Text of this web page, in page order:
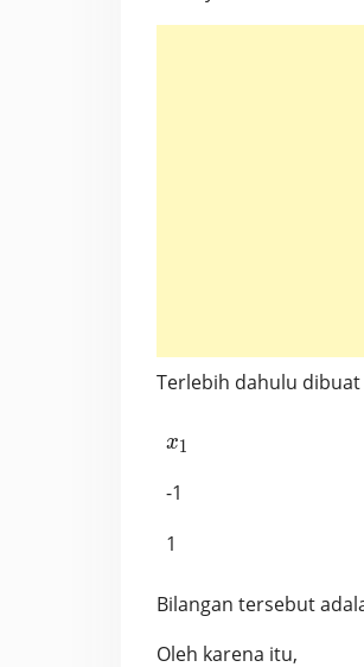
Terlebih dahulu
x_1
x1
-1
1
Bilangan tersebut
Oleh karena itu,